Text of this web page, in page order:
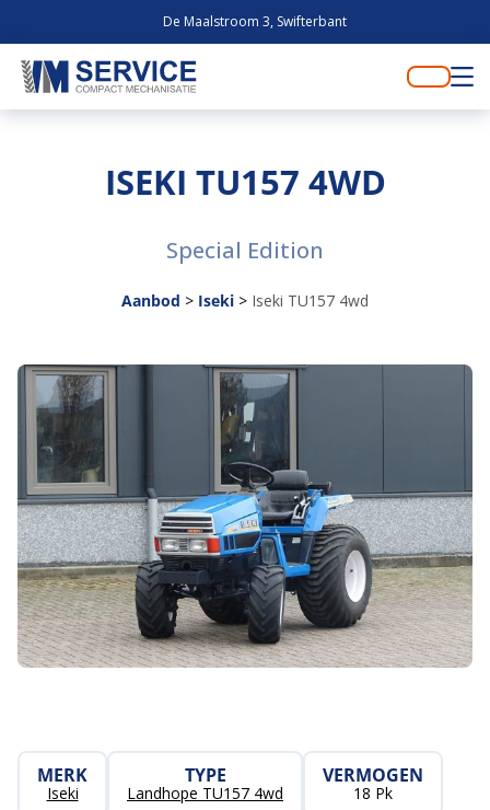
De Maalstroom 3, Swifterbant
ISEKI TU157 4WD
Special Edition
Aanbod > Iseki > Iseki TU157 4wd
MERK
Iseki
TYPE
Landhope TU157 4wd
VERMOGEN
18 Pk